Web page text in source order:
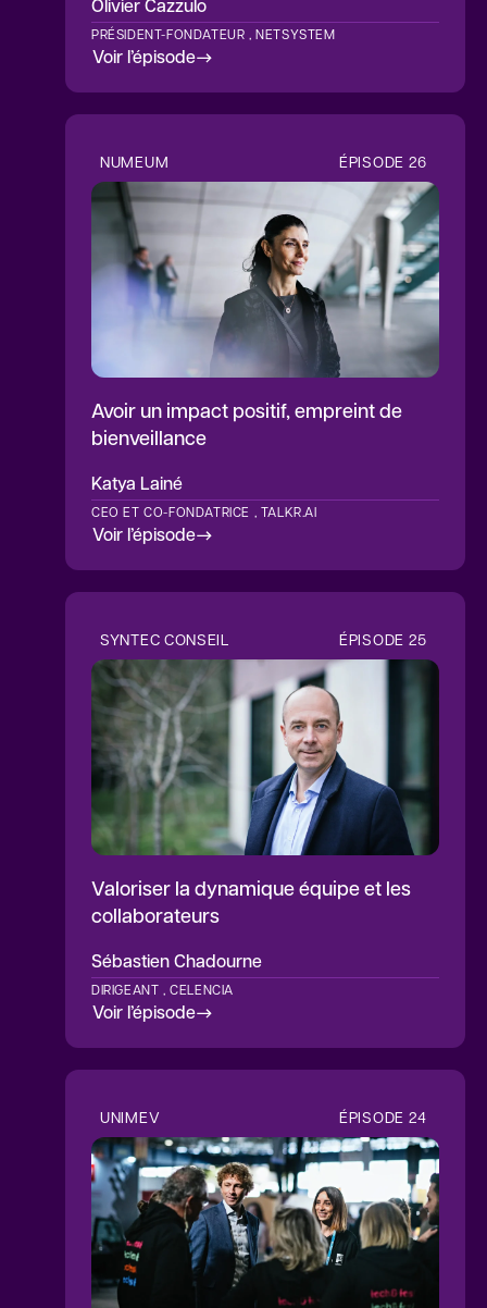
OlivierCazzulo
PRÉSIDENT-FONDATEUR , NETSYSTEM
Voir l’épisode
NUMEUM ÉPISODE 26
Avoir un impact positif, empreint de
bienveillance
Katya Lainé
CEO ET CO-FONDATRICE , TALKR.AI
Voir l’épisode
SYNTEC CONSEIL ÉPISODE 25
Valoriser la dynamique équipe et les
collaborateurs
SébastienChadourne
DIRIGEANT , CELENCIA
Voir l’épisode
UNIMEV ÉPISODE 24